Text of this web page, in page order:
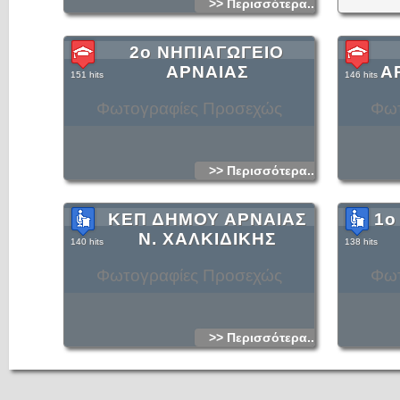
culture of Arnaia and the surrounding area.>> Περισσότερα...
Φωτογραφίες Προσεχώς
2ο ΝΗΠΙΑΓΩΓΕΙΟ
ΑΡΝΑΙΑΣ
151 hits
>> Περισσότερα...
146 hits
Φωτογραφίες Προσεχώς
ΚΕΠ ΔΗΜΟΥ ΑΡΝΑΙΑΣ
Ν. ΧΑΛΚΙΔΙΚΗΣ
140 hits
>> Περισσότερα...
138 hits